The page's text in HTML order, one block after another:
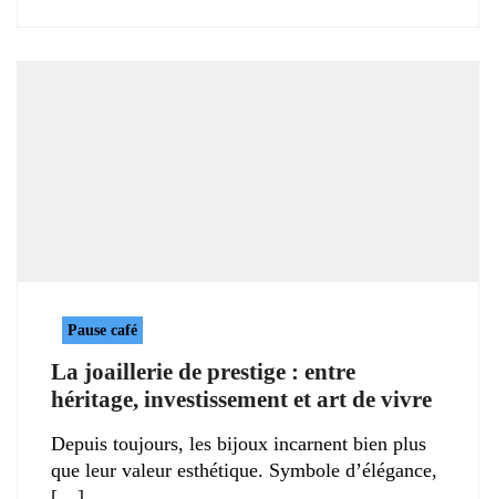
Pause café
La joaillerie de prestige : entre
héritage, investissement et art de vivre
Depuis toujours, les bijoux incarnent bien plus
que leur valeur esthétique. Symbole d’élégance,